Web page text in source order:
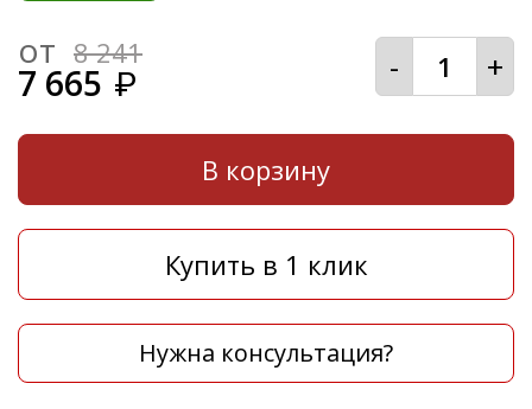
от 8 241
7 665 ₽ - +
В корзину
Купить в 1 клик
Нужна консультация?